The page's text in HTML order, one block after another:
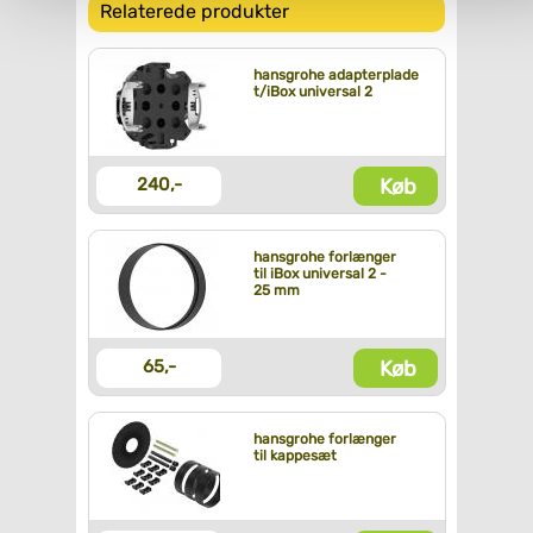
Relaterede produkter
hansgrohe adapterplade
t/iBox universal 2
240,- Køb
hansgrohe forlænger
til iBox universal 2 -
25 mm
65,- Køb
hansgrohe forlænger
til kappesæt